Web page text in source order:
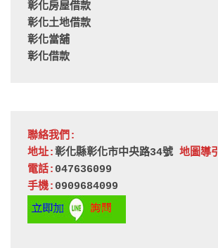
彰化房屋借款
彰化土地借款
彰化當舖
彰化借款
聯絡我們:
地址:彰化縣彰化市中央路34號 地圖導引
電話: 047636099
手機: 0909684099